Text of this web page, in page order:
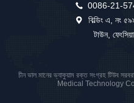
0086-21-
বিল্ডিং এ, নং
টাউন,
চীন ভাল মানের ভ্যাকুয়াম রক্ত সংগ্রহ টিউব
Medical Technology Co.,